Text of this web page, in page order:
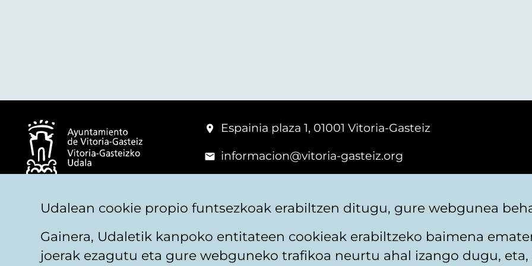
© Vitoria-Gasteizko Udala
Espainia plaza 1, 01001 Vitoria-Gasteiz
informacion@vitoria-gasteiz.org
Udalean cookie propio funtsezkoak erabiltzen ditugu, gure webgunea
Gainera, Udaletik kanpoko entitateen cookieak erabiltzeko baimena
joerak ezagutu eta gure webguneko trafikoa neurtu ahal izango dugu,